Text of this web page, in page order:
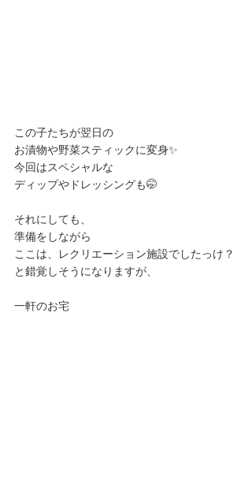
この子たちが翌日の
お漬物や野菜スティックに変身✨
今回はスペシャルな
ディップやドレッシングも🤭
それにしても、
準備をしながら
ここは、レクリエーション施設でしたっけ？
と錯覚しそうになりますが、
一軒のお宅